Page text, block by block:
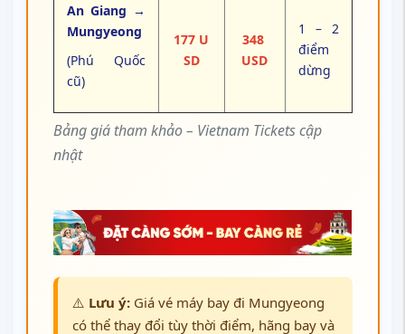
Bảng giá tham khảo – Vietnam Tickets cập
nhật
An Giang →
Mungyeong
(Phú Quốc
cũ)
177 U
SD
348
USD
1 – 2
điểm
dừng
⚠️ Lưu ý:Giá vé máy bay đi Mungyeong
có thể thay đổi tùy thời điểm, hãng bay và